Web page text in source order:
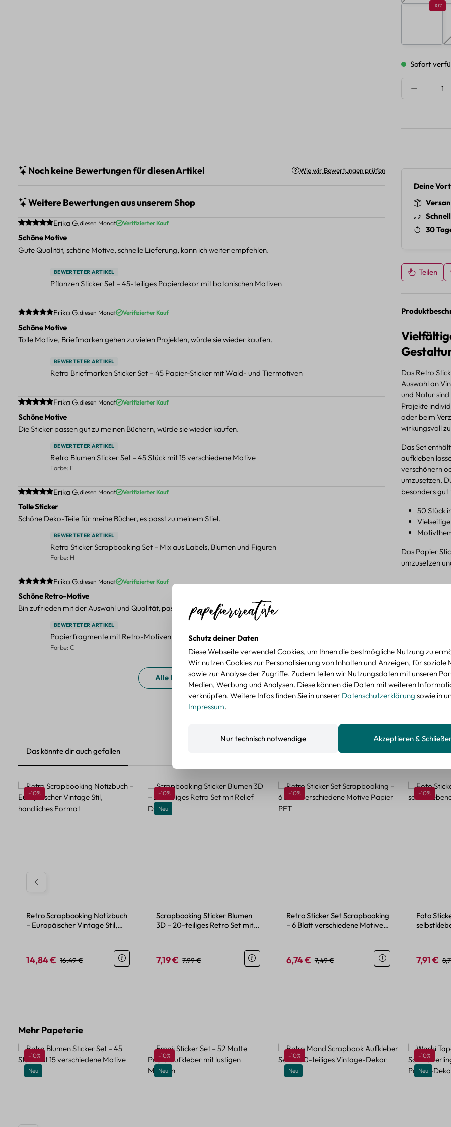
Rabatt
-10%
Sofort
Deine
30
Teilen
Das Retro
Auswahl an
und Natur
Projekte
oder beim
wirkungsvoll
Das Set
aufkleben
verschönern
umzusetzen.
besonders gut
50 Stück
Das Papier
umzusetzen
Noch keine Bewertungen für diesen Artikel Wie wir Bewertungen prüfen
Weitere Bewertungen aus unserem Shop
Durchschnittliche Bewertung von 5 von 5 Sternen
Erika G.diesen Monat Verifizierter Kauf
Schöne Motive
Gute Qualität, schöne Motive, schnelle Lieferung, kann ich weiter empfehlen.
BEWERTETER ARTIKEL
Pflanzen Sticker Set – 45-teiliges Papierdekor mit botanischen Motiven
Durchschnittliche Bewertung von 5 von 5 Sternen
Erika G.diesen Monat Verifizierter Kauf
Schöne Motive
Tolle Motive, Briefmarken gehen zu vielen Projekten, würde sie wieder kaufen.
BEWERTETER ARTIKEL
Retro Briefmarken Sticker Set – 45 Papier-Sticker mit Wald- und Tiermotiven
Durchschnittliche Bewertung von 5 von 5 Sternen
Erika G.diesen Monat Verifizierter Kauf
Schöne Motive
Die Sticker passen gut zu meinen Büchern, würde sie wieder kaufen.
BEWERTETER ARTIKEL
Retro Blumen Sticker Set – 45 Stück mit 15 verschiedene Motive
Farbe: F
Durchschnittliche Bewertung von 5 von 5 Sternen
Erika G.diesen Monat Verifizierter Kauf
Tolle Sticker
Schöne Deko-Teile für meine Bücher, es passt zu meinem Stiel.
BEWERTETER ARTIKEL
Retro Sticker Scrapbooking Set – Mix aus Labels, Blumen und Figuren
Farbe: H
Durchschnittliche Bewertung von 5 von 5 Sternen
Erika G.diesen Monat Verifizierter Kauf
Schöne Retro-Motive
Bin zufrieden mit der Auswahl und Qualität, passt gut zu meinen Projekten.
BEWERTETER ARTIKEL
Papierfragmente mit Retro-Motiven – 40-teiliges Set für kreative Projekte
Farbe: C
Alle Bewertungen anzeigen
Das könnte dir auch gefallen
Produktgalerie überspringen
Rabatt
-10%
Retro Scrapbooking Notizbuch
– Europäischer Vintage Stil,
Verkaufspreis:
14,84 € Regulärer Preis:
16,49 €
Rabatt
-10%
Neu
Scrapbooking Sticker Blumen
3D – 20-teiliges Retro Set mit
Verkaufspreis:
7,19 € Regulärer Preis:
7,99 €
Rabatt
-10%
Retro Sticker Set Scrapbooking
– 6 Blatt verschiedene Motive
Verkaufspreis:
6,74 € Regulärer Preis:
7,49 €
Rabatt
-10%
Foto
7,91 €
Produktgalerie überspringen
Mehr Papeterie
Rabatt
-10%
Neu
Rabatt
-10%
Neu
Rabatt
-10%
Neu
Rabatt
-10%
Neu
Schutz deiner Daten
Diese Webseite verwendet Cookies, um Ihnen die bestmögliche Nutzung zu
Wir nutzen Cookies zur Personalisierung von Inhalten und Anzeigen, für soziale
sowie zur Analyse der Zugriffe. Zudem teilen wir Nutzungsdaten mit unseren
Medien, Werbung und Analysen. Diese können die Daten mit weiteren
verknüpfen. Weitere Infos finden Sie in unserer Datenschutzerklärung sowie in
Impressum.
Nur technisch notwendige Akzeptieren &